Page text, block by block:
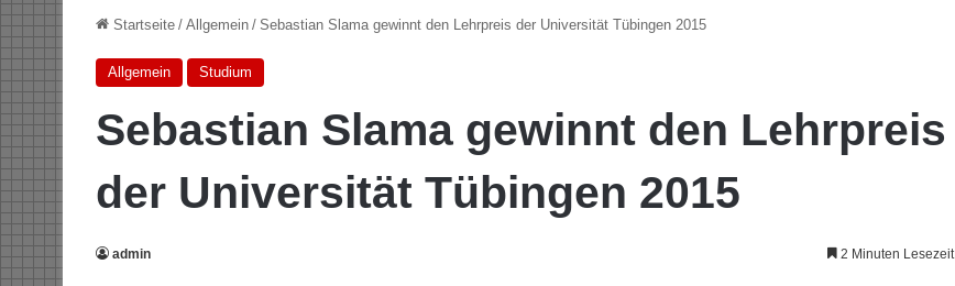
Startseite / Allgemein / Sebastian Slama gewinnt den Lehrpreis der Universität Tübingen 2015
Allgemein Studium
Sebastian Slama gewinnt den Lehrpreis
der Universität Tübingen 2015
admin 2 Minuten Lesezeit